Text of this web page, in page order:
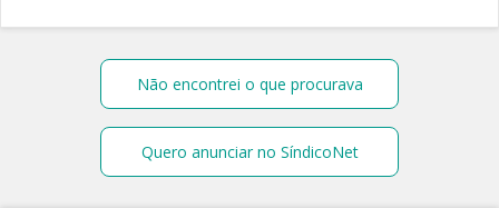
Não encontrei o que procurava
Quero anunciar no SíndicoNet